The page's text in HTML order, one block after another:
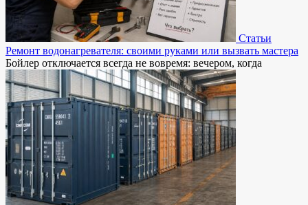
Статьи
Ремонт водонагревателя: своими руками или вызвать мастера
Бойлер отключается всегда не вовремя: вечером, когда